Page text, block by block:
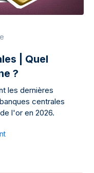
| Quel
?
les dernières
centrales
l'or en 2026.